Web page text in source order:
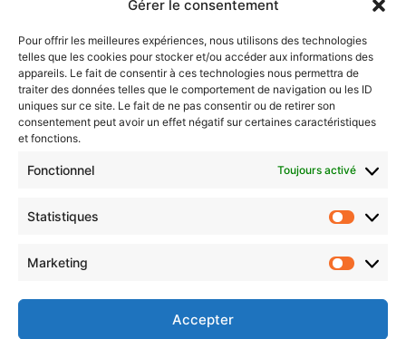
Gérer le consentement
Pour offrir les meilleures expériences, nous utilisons des technologies
telles que les cookies pour stocker et/ou accéder aux informations des
appareils. Le fait de consentir à ces technologies nous permettra de
traiter des données telles que le comportement de navigation ou les ID
uniques sur ce site. Le fait de ne pas consentir ou de retirer son
consentement peut avoir un effet négatif sur certaines caractéristiques
et fonctions.
Fonctionnel Toujours activé
Statistiques
Marketing
Accepter
Newsletter gratuite
Choisissez : matin, soir ou hebdo ?
votre